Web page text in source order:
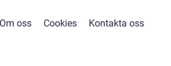
Om oss Cookies Kontakta oss